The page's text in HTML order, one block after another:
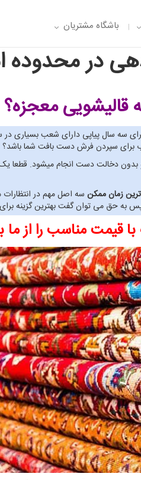
باشگاه مشتریان
در محدوده
قالیشویی معجزه؟
سه سال پیاپی دارای شعب بسیاری در
برای سپردن فرش دست بافت شما باشد؟
به صورت اتوماتیک و بدون دخالت دست
ترین زمان ممکن سه اصل مهم در
قیمت مناسب را از ما